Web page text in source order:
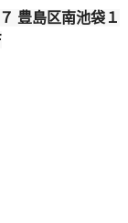
豊島区南池袋１